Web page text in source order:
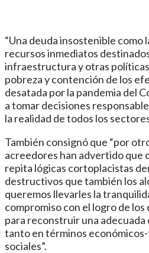
“Una deuda insostenible como
recursos inmediatos
infraestructura y otras
pobreza y contención de los
desatada por la pandemia del
a tomar decisiones
la realidad de todos los
También consignó que “por
acreedores han advertido que
repita lógicas cortoplacistas
destructivos que también los
queremos llevarles la
compromiso con el logro de los
para reconstruir una adecuada
tanto en términos
sociales”.